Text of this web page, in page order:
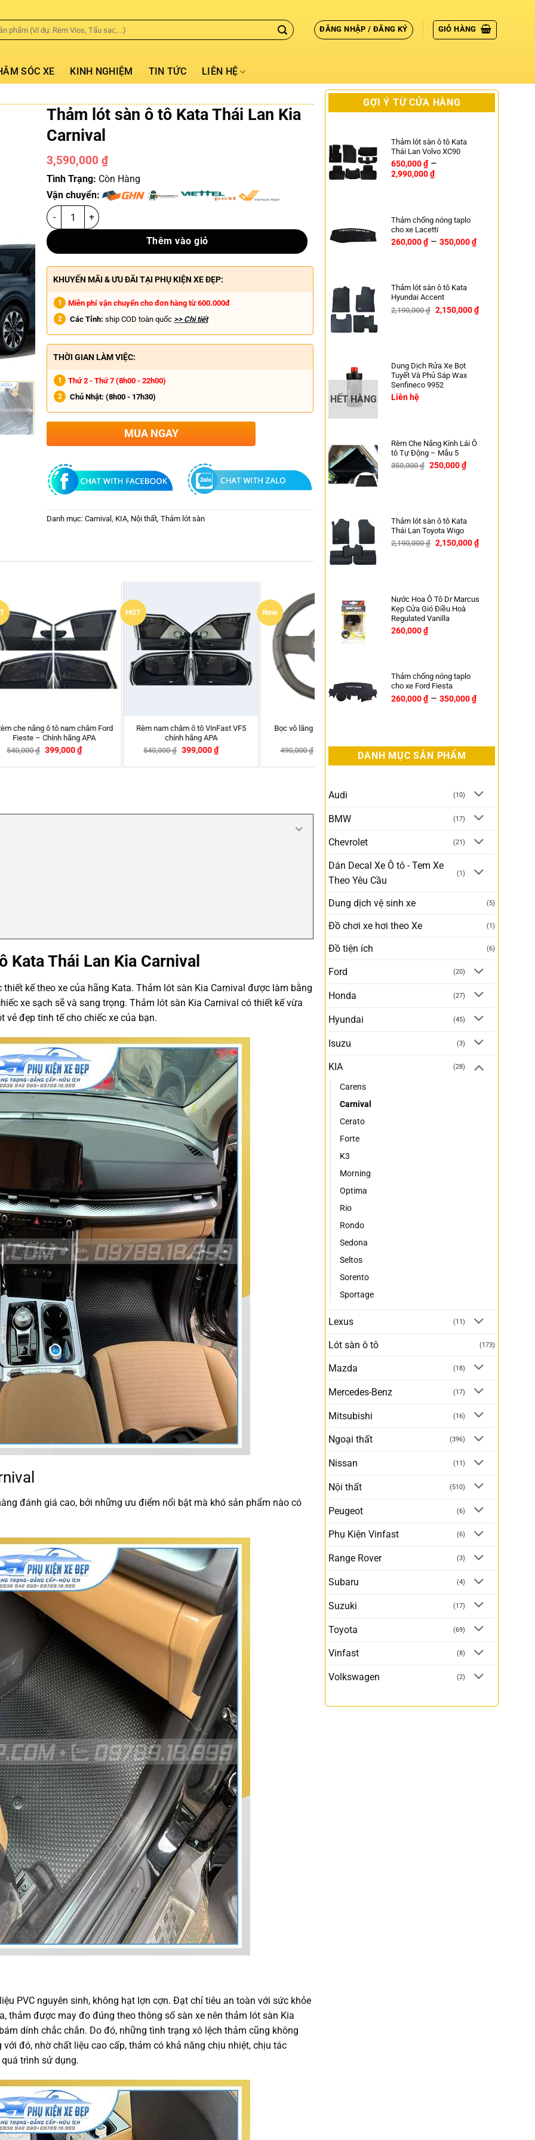
ĐĂNG NHẬP / ĐĂNG KÝ GIỎ HÀNG
SÓC XE KINH NGHIỆM TIN TỨC LIÊN HỆ
Thảm lót sàn ô tô Kata Thái Lan Kia
Carnival
3,590,000₫
Tình Trạng: Còn Hàng
Vận chuyển:
Thêm vào giỏ
KHUYẾN MÃI & ƯU ĐÃI TẠI PHỤ KIỆN XE ĐẸP:
Miễn phí vận chuyển cho đơn hàng từ 600.000đ
Các Tỉnh: ship COD toàn quốc >> Chi tiết
THỜI GIAN LÀM VIỆC:
Thứ 2 - Thứ 7 (8h00 - 22h00)
Chủ Nhật: (8h00 - 17h30)
MUA NGAY
Danh mục:Carnival KIA Nội thất ,Thảm lót sàn
170,000₫ – 399,000 ₫
VF5
-26%
Bọc vô lăng SPARCO SPC104BK
490,000 -14%
Rèm che nắng ô tô nam châm
540,000
-26%
Kata Thái Lan Kia Carnival
kế theo xe của hãng Kata. Thảm lót sàn Kia Carnival được làm bằng
xe sạch sẽ và sang trọng. Thảm lót sàn Kia Carnival có thiết kế vừa
vẻ đẹp tinh tế cho chiếc xe của bạn.
đánh giá cao, bởi những ưu điểm nổi bật mà khó sản phẩm nào có
PVC nguyên sinh, không hạt lợn cợn. Đạt chỉ tiêu an toàn với sức khỏe
thảm được may đo đúng theo thông số sàn xe nên thảm lót sàn Kia
dính chắc chắn. Do đó, những tình trạng xô lệch thảm cũng không
đó, nhờ chất liệu cao cấp, thảm có khả năng chịu nhiệt, chịu tác
trình sử dụng.
GỢI Ý TỪ CỬA HÀNG
Thảm lót sàn ô tô Kata
Thái Lan Volvo XC90
650,000₫ –
2,990,000₫
Thảm chống nóng taplo
cho xe Lacetti
260,000₫ – 350,000₫
Thảm lót sàn ô tô Kata
Hyundai Accent
2,190,000₫ 2,150,000₫
HẾT HÀNG
Dung Dịch Rửa Xe Bọt
Tuyết Và Phủ Sáp Wax
Senfineco 9952
Liên hệ
Rèm Che Nắng Kính Lái Ô
tô Tự Động – Mẫu 5
350,000₫ 250,000₫
Thảm lót sàn ô tô Kata
Thái Lan Toyota Wigo
2,190,000₫ 2,150,000₫
Nước Hoa Ô Tô Dr Marcus
Kẹp Cửa Gió Điều Hoà
Regulated Vanilla
260,000₫
Thảm chống nóng taplo
cho xe Ford Fiesta
260,000₫ – 350,000₫
DANH MỤC SẢN PHẨM
Audi (10)
BMW (17)
Chevrolet (21)
Dán Decal Xe Ô tô - Tem Xe
Theo Yêu Cầu
(1)
Dung dịch vệ sinh xe (5)
Đồ chơi xe hơi theo Xe (1)
Đồ tiện ích (6)
Ford (20)
Honda (27)
Hyundai (45)
Isuzu (3)
KIA (28)
Carens
Carnival
Cerato
Forte
K3
Morning
Optima
Rio
Rondo
Sedona
Seltos
Sorento
Sportage
Lexus (11)
Lót sàn ô tô (173)
Mazda (18)
Mercedes-Benz (17)
Mitsubishi (16)
Ngoại thất (396)
Nissan (11)
Nội thất (510)
Peugeot (6)
Phụ Kiện Vinfast (6)
Range Rover (3)
Subaru (4)
Suzuki (17)
Toyota (69)
Vinfast (8)
Volkswagen (2)